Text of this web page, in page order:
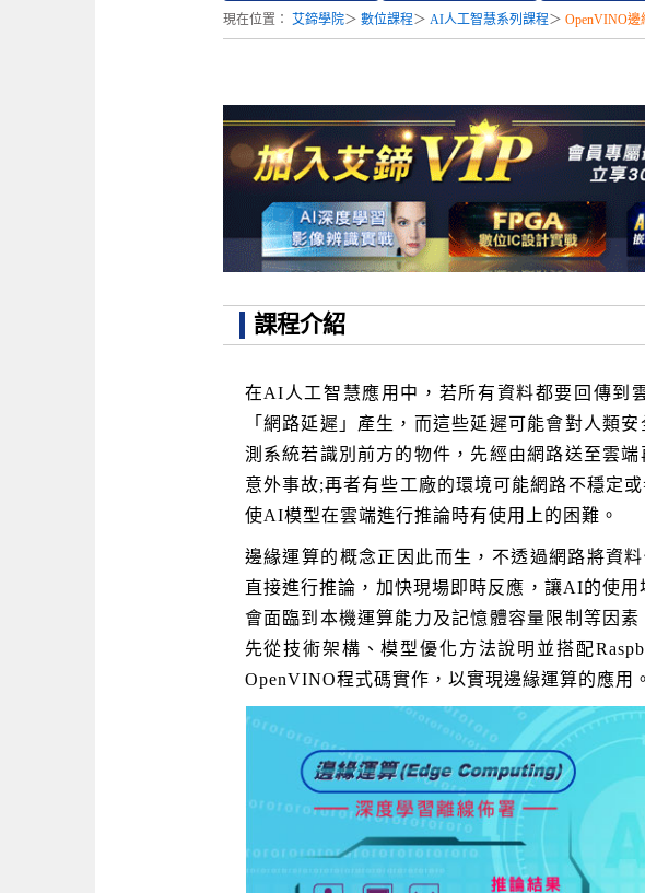
現在位置： 艾鍗學院＞ 數位課程＞ AI人工智慧系列課程＞ OpenVINO邊
課程介紹
在AI人工智慧應用中，若所有資料都要回傳到
「網路延遲」產生，而這些延遲可能會對人類
測系統若識別前方的物件，先經由網路送至雲
意外事故;再者有些工廠的環境可能網路不穩定
使AI模型在雲端進行推論時有使用上的困難。
邊緣運算的概念正因此而生，不透過網路將資
直接進行推論，加快現場即時反應，讓AI的使
會面臨到本機運算能力及記憶體容量限制等因
先從技術架構、模型優化方法說明並搭配
OpenVINO程式碼實作，以實現邊緣運算的應用。